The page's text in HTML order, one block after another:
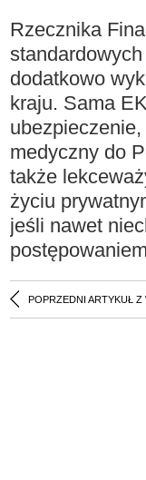
Rzecznika
dodatkowo
kraju. Sama
medyczny do
także
życiu
jeśli nawet
POPRZEDNI ARTYKUŁ Z